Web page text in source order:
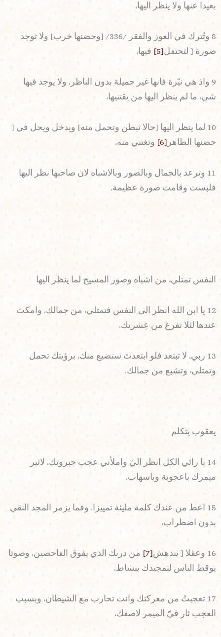
بعيدا عنها ولا ينظر اليها،
8 وتُترك في العوز والفقر /336/ [وحضنها خرب] ولا توجد
صورة [ لتحتفل [5] فيها،
9 واذ هي نيّرة فانها غير جميلة بدون الناظر، ولا يوجد فيها
شيء ما لم ينظر اليها من يقتنيها،
10 لما ينظر اليها [حالا تبطن وتحمل منه] ويدخل ويحل في [
حضنها الطاهر [6] وتغتني منه،
11 وترعد بالجمال وبالصور وبالاشباه لان صاحبها نظر اليها
فلبست وقامت صورة عظيمة.
النفس تمتليء من اشباه وصور المسيح لما ينظر اليها
12 يا ابن الله انظر الى النفس فتمتليء من جمالك، وامكث
عندها لئلا تفرغ من عِشرتك،
13 ربي، لا تبتعد فلو ابتعدتَ ستضيع منك، برؤيتك تحمل
وتمتليء وتشبع من جمالك.
يعقوب يتكلم
14 يا رائي الكل انظر اليّ واملأني عجب جبروتك، لاثير
ميمرك باعجوبة وباسهاب،
15 اعط من عندك كلمة مليئة تمييزا، وفما يزمر المجد النقي
بدون اضطراب،
16 وعقلا [ يندهش [7]
من دربك الذي يفوق الفاحصين، وصوتا
يوقظ الناس لتمجيدك بنشاط،
17 تعجبتُ من معركتك وانت تحارب مع الشيطان، وبسبب
العجب ثار فيّ الميمر لاصفك،